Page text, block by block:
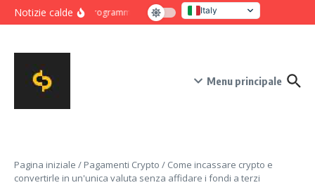
Salta al contenuto
Notizie calde Programma intensivo di novanta giorni per crescita e
Italy
United States
Menu principale
Pagina iniziale / Pagamenti Crypto / Come incassare crypto e
convertirle in un'unica valuta senza affidare i fondi a terzi